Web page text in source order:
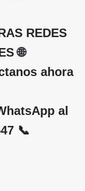
REDES
🌐
ahora
al
📞